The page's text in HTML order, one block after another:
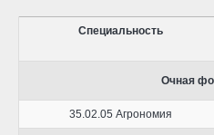
Специальность
Очная
35.02.05 Агрономия